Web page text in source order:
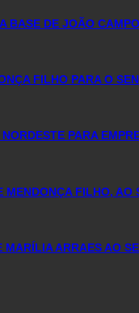
BASE DE JOÃO
FILHO PARA O
PARA
MENDONÇA FILHO, AO
ARRAES AO